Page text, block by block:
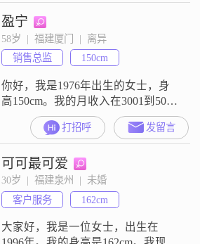
盈宁
58岁  |  福建厦门  |  离异
销售总监
150cm
你好，我是1976年出生的女士，身
高150cm。我的月收入在3001到5000
元这个区间，现在在厦门工作。我
的学历是高中及以下。我是一个独
立自信的人，平时面对生活里的各
种事情，我都愿意自己去处理，也
相信自己能处理好。我性格乐观积
极，遇到事情不会总往不好的方向
想，更愿意看到事情好的一面。我
随和易相处，和身边的人相处的时
候
打招呼 发留言
可可最可爱
30岁  |  福建泉州  |  未婚
客户服务
162cm
大家好，我是一位女士，出生在